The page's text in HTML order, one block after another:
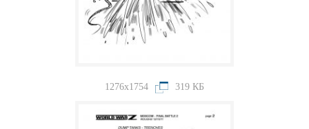
1276x1754 319 КБ